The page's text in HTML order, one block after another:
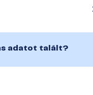
adatot talált?